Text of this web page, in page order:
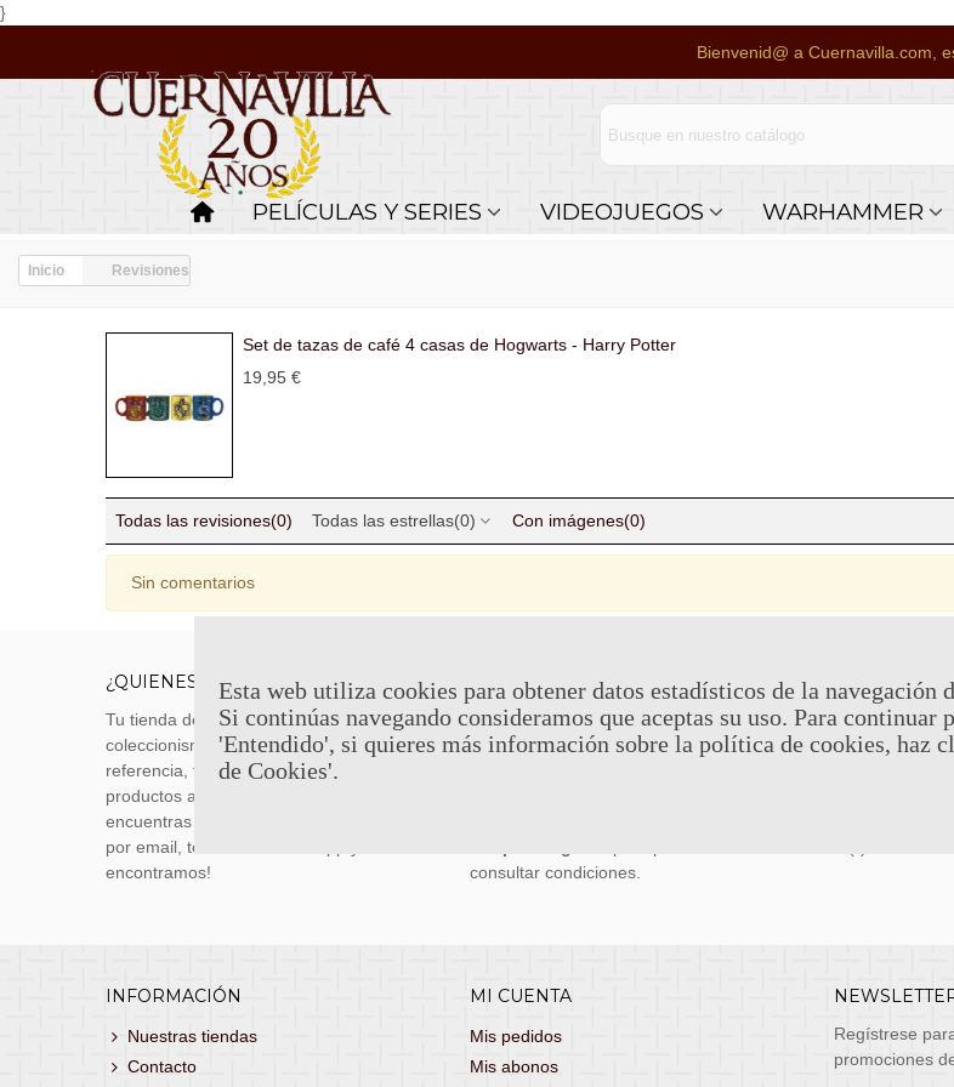
}
Bienvenid@ a Cuernavilla.com,
PELÍCULAS Y SERIES VIDEOJUEGOS WARHAMMER
Inicio Revisiones
Set de tazas de café 4 casas de Hogwarts - Harry Potter
19,95 €
Todas las revisiones(0) Todas las estrellas(0) Con imágenes(0)
Sin comentarios
¿QUIENES SOMOS?
Tu tienda de merchandising, artículos de
coleccionismo y réplicas históricas de
referencia, tenemos una gran variedad de
productos a los mejores precios. Si no
encuentras lo que buscas, danos un toque
por email, teléfono o Whatsapp y te lo
encontramos!
ENVÍOS Y DEVOLUCIONES
Envíos muy económicos en 24h a través de diversos
transportistas, entrega de lunes a viernes no festivos, si
consultar condiciones.
INFORMACIÓN
Nuestras tiendas
Contacto
MI CUENTA
Mis pedidos
Mis abonos
Regístrese
promociones
Esta web utiliza cookies para obtener datos estadísticos de la navegación
Si continúas navegando consideramos que aceptas su uso. Para continuar
'Entendido', si quieres más información sobre la política de cookies, haz
de Cookies'.